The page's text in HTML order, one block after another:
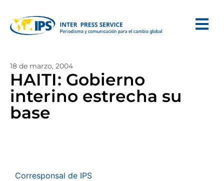
18 de marzo, 2004
HAITI: Gobierno
interino estrecha su
base
Corresponsal de IPS